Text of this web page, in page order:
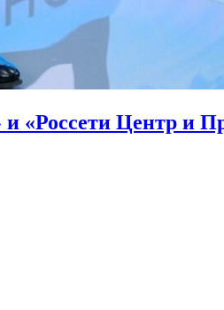
и «Россети Центр и